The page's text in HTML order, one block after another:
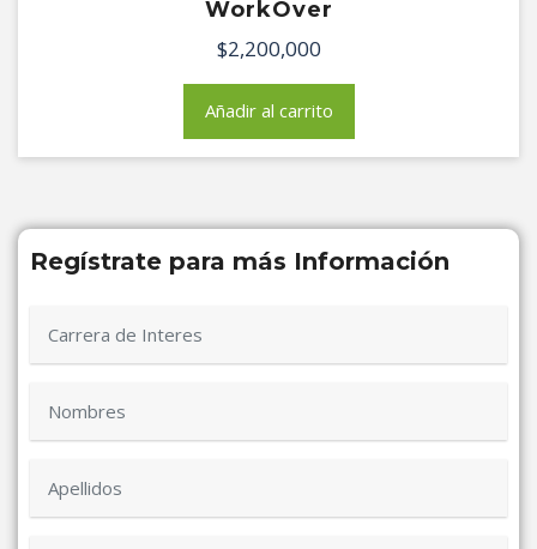
WorkOver
$2,200,000
Añadir al carrito
Regístrate para más Información